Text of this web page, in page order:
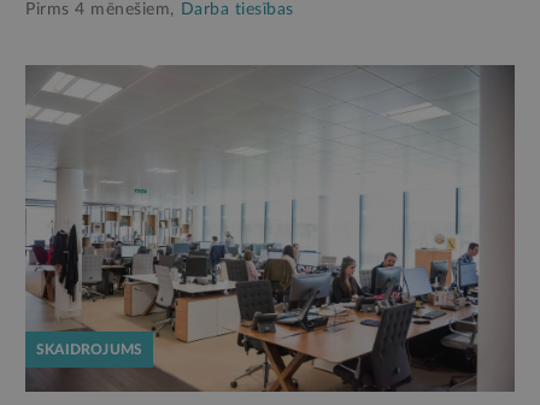
Pirms 4 mēnešiem, Darba tiesības
SKAIDROJUMS